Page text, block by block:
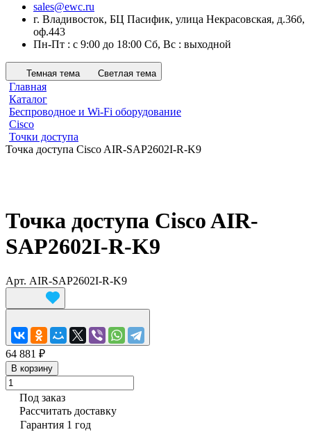
sales@ewc.ru
г. Владивосток, БЦ Пасифик, улица Некрасовская, д.36б,
оф.443
Пн-Пт : с 9:00 до 18:00 Сб, Вс : выходной
Темная тема Светлая тема
Главная
Каталог
Беспроводное и Wi-Fi оборудование
Cisco
Точки доступа
Точка доступа Cisco AIR-SAP2602I-R-K9
Точка доступа Cisco AIR-
SAP2602I-R-K9
Арт. AIR-SAP2602I-R-K9
64 881 ₽
В корзину
Под заказ
Рассчитать доставку
Гарантия 1 год